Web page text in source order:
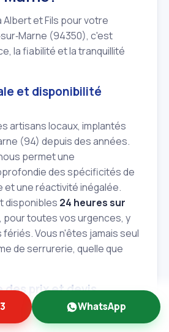
Albert et Fils pour votre
(94350), c'est
la fiabilité et la tranquillité
et disponibilité
artisans locaux, implantés
(94) depuis des années.
permet une
des spécificités de
et une réactivité inégalée.
disponibles 24 heures sur
, pour toutes vos urgences, y
Vous n'êtes jamais seul
de serrurerie, quelle que
des prix et devis
à une totale
WhatsApp